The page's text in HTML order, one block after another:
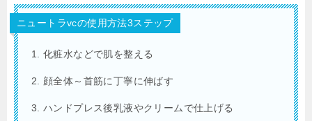
ニュートラvcの使用方法3ステップ
化粧水などで肌を整える
顔全体～首筋に丁寧に伸ばす
ハンドプレス後乳液やクリームで仕上げる